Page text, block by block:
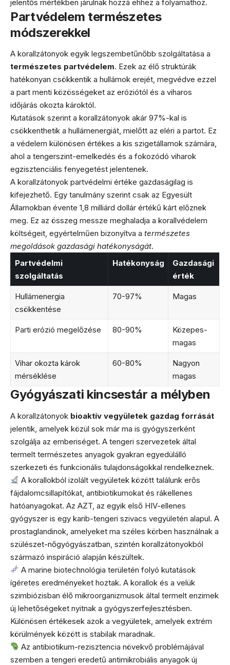
jelentős mértékben járulnak hozzá ehhez a folyamathoz.
Partvédelem természetes
módszerekkel
A korallzátonyok egyik legszembetűnőbb szolgáltatása a
természetes partvédelem. Ezek az élő struktúrák
hatékonyan csökkentik a hullámok erejét, megvédve ezzel
a part menti közösségeket az eróziótól és a viharos
időjárás okozta károktól.
Kutatások szerint a korallzátonyok akár 97%-kal is
csökkenthetik a hullámenergiát, mielőtt az eléri a partot. Ez
a védelem különösen értékes a kis szigetállamok számára,
ahol a tengerszint-emelkedés és a fokozódó viharok
egzisztenciális fenyegetést jelentenek.
A korallzátonyok partvédelmi értéke gazdaságilag is
kifejezhető. Egy tanulmány szerint csak az Egyesült
Államokban évente 1,8 milliárd dollár értékű kárt előznek
meg. Ez az összeg messze meghaladja a korallvédelem
költségeit, egyértelműen bizonyítva a természetes
megoldások gazdasági hatékonyságát.
Partvédelmi
szolgáltatás
Hatékonyság
Gazdasági
érték
Hullámenergia
csökkentése
70-97% Magas
Parti erózió megelőzése 80-90%
Közepes-
magas
Vihar okozta károk
mérséklése
60-80%
Nagyon
magas
Gyógyászati kincsestár a mélyben
A korallzátonyok bioaktív vegyületek gazdag forrását
jelentik, amelyek közül sok már ma is gyógyszerként
szolgálja az emberiséget. A tengeri szervezetek által
termelt természetes anyagok gyakran egyedülálló
szerkezeti és funkcionális tulajdonságokkal rendelkeznek.
A korallokból izolált vegyületek között találunk erős
fájdalomcsillapítókat, antibiotikumokat és rákellenes
hatóanyagokat. Az AZT, az egyik első HIV-ellenes
gyógyszer is egy karib-tengeri szivacs vegyületén alapul. A
prostaglandinok, amelyeket ma széles körben használnak a
szülészet-nőgyógyászatban, szintén korallzátonyokból
származó inspiráció alapján készültek.
A marine biotechnológia területén folyó kutatások
ígéretes eredményeket hoztak. A korallok és a velük
szimbiózisban élő mikroorganizmusok által termelt enzimek
új lehetőségeket nyitnak a gyógyszerfejlesztésben.
Különösen értékesek azok a vegyületek, amelyek extrém
körülmények között is stabilak maradnak.
Az antibiotikum-rezisztencia növekvő problémájával
szemben a tengeri eredetű antimikrobiális anyagok új